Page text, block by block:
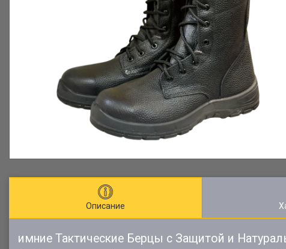
Описание
имние Тактические Берцы с Защитой и